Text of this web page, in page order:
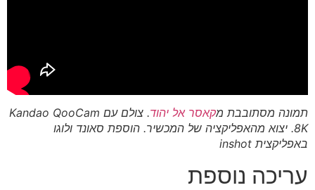
תמונה מסתובבת מקאסר אל יהוד
. צולם עם Kandao QooCam
8K. יצוא מהאפליקציה של המכשיר. הוספת סאונד ולוגו
באפליקצית inshot
עריכה נוספת